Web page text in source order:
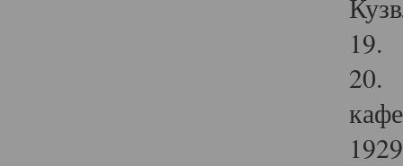
19.
20.